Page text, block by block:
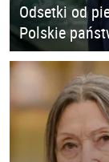
Odsetki od
Polskie